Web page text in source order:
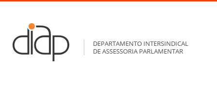
DEPARTAMENTO INTERSINDICAL
DE ASSESSORIA PARLAMENTAR